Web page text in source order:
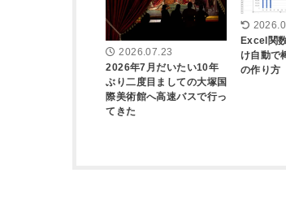
2026.07.23
2026年7月だいたい10年
ぶり二度目ましての大塚国
際美術館へ高速バスで行っ
てきた
Excel関
け自動で
の作り方